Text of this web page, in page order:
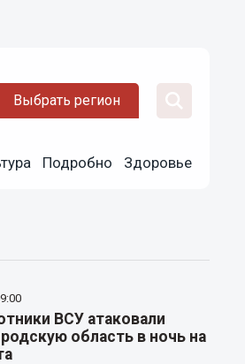
Выбрать регион
Подробно Здоровье
ВСУ атаковали
область в ночь на